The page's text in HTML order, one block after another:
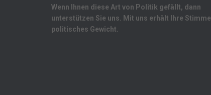
Wenn Ihnen diese Art von Politik gefällt, dann
unterstützen Sie uns. Mit uns erhält Ihre Stimme
politisches Gewicht.